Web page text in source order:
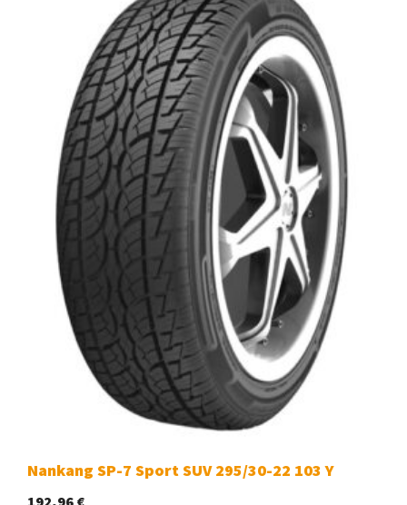
Nankang SP-7 Sport SUV 295/30-22 103 Y
192,96 €